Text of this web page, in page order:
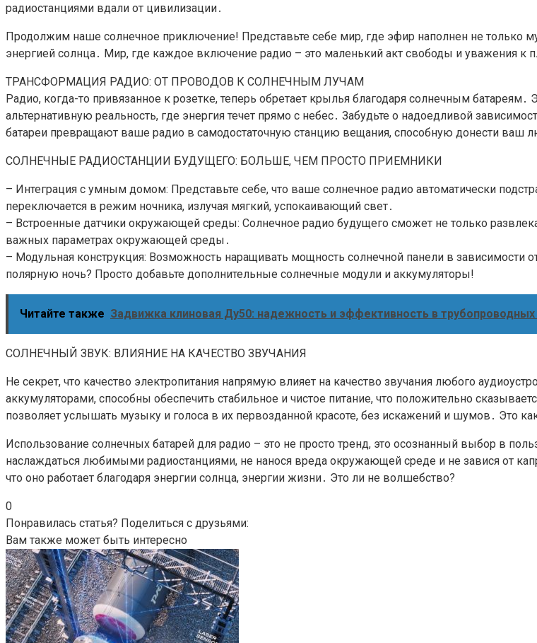
радиостанциями вдали от цивилизации․
Продолжим наше солнечное приключение! Представьте себе мир, где эфир наполнен не
энергией солнца․ Мир, где каждое включение радио – это маленький акт свободы и уважения к
ТРАНСФОРМАЦИЯ РАДИО: ОТ ПРОВОДОВ К СОЛНЕЧНЫМ ЛУЧАМ
Радио, когда-то привязанное к розетке, теперь обретает крылья благодаря солнечным
альтернативную реальность, где энергия течет прямо с небес․ Забудьте о надоедливой
батареи превращают ваше радио в самодостаточную станцию вещания, способную донести ваш
СОЛНЕЧНЫЕ РАДИОСТАНЦИИ БУДУЩЕГО: БОЛЬШЕ, ЧЕМ ПРОСТО ПРИЕМНИКИ
– Интеграция с умным домом: Представьте себе, что ваше солнечное радио автоматически
переключается в режим ночника, излучая мягкий, успокаивающий свет․
– Встроенные датчики окружающей среды: Солнечное радио будущего сможет не только
важных параметрах окружающей среды․
– Модульная конструкция: Возможность наращивать мощность солнечной панели в зависимости
полярную ночь? Просто добавьте дополнительные солнечные модули и аккумуляторы!
Читайте также Задвижка клиновая Ду50: надежность и эффективность в трубопроводных
СОЛНЕЧНЫЙ ЗВУК: ВЛИЯНИЕ НА КАЧЕСТВО ЗВУЧАНИЯ
Не секрет, что качество электропитания напрямую влияет на качество звучания любого
аккумуляторами, способны обеспечить стабильное и чистое питание, что положительно
позволяет услышать музыку и голоса в их первозданной красоте, без искажений и шумов․ Это
Использование солнечных батарей для радио – это не просто тренд, это осознанный выбор в
наслаждаться любимыми радиостанциями, не нанося вреда окружающей среде и не завися от
что оно работает благодаря энергии солнца, энергии жизни․ Это ли не волшебство?
0
Понравилась статья? Поделиться с друзьями:
Вам также может быть интересно